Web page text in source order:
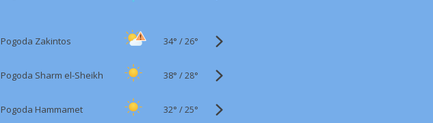
Pogoda Zakintos 34° /26°
Pogoda Sharm el-Sheikh 38° /28°
Pogoda Hammamet 32° /25°